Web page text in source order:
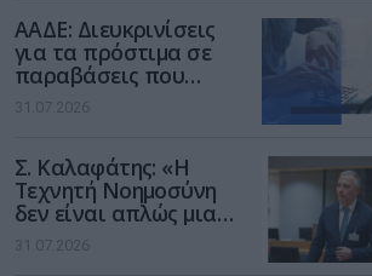
ΑΑΔΕ: Διευκρινίσεις
για τα πρόστιμα σε
παραβάσεις που
αφορούν τους ΦΗΜ
31.07.2026
Σ. Καλαφάτης: «Η
Τεχνητή Νοημοσύνη
δεν είναι απλώς μια
νέα τεχνολογία, είναι
μια νέα βιομηχανική
31.07.2026